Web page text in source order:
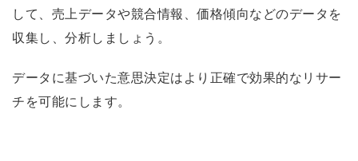
して、売上データや競合情報、価格傾向などのデータを
収集し、分析しましょう。
データに基づいた意思決定はより正確で効果的なリサー
チを可能にします。